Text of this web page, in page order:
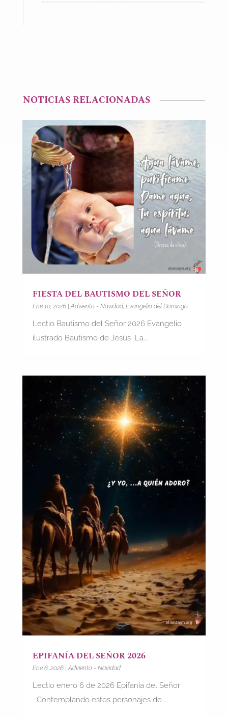
NOTICIAS RELACIONADAS
FIESTA DEL BAUTISMO DEL SEÑOR
Ene 10, 2026|Adviento - Navidad, Evangelio del Domingo
Lectio Bautismo del Señor 2026 Evangelio
ilustrado Bautismo de Jesús La...
EPIFANÍA DEL SEÑOR 2026
Ene 6, 2026| Adviento - Navidad
Lectio enero 6 de 2026 Epifanía del Señor
Contemplando estos personajes de...